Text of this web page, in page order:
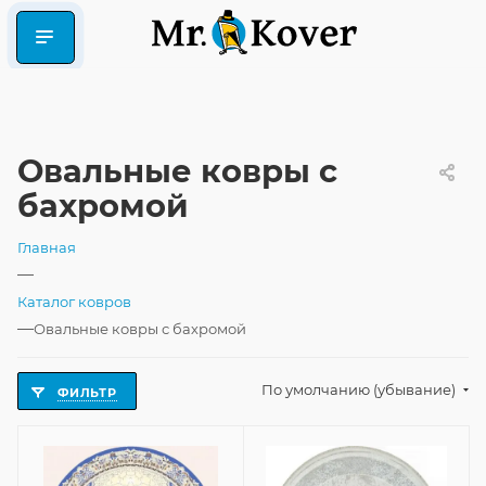
Овальные ковры с
бахромой
Главная
—
Каталог ковров
—Овальные ковры с бахромой
ФИЛЬТР По умолчанию (убывание)